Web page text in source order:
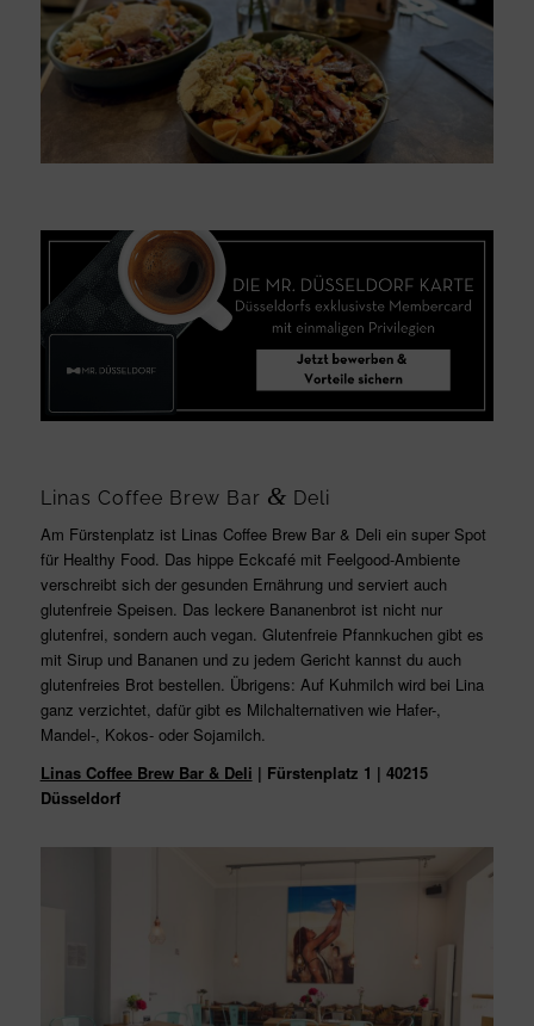
Linas Coffee Brew Bar & Deli
Am Fürstenplatz ist Linas Coffee Brew Bar & Deli ein super Spot
für Healthy Food. Das hippe Eckcafé mit Feelgood-Ambiente
verschreibt sich der gesunden Ernährung und serviert auch
glutenfreie Speisen. Das leckere Bananenbrot ist nicht nur
glutenfrei, sondern auch vegan. Glutenfreie Pfannkuchen gibt es
mit Sirup und Bananen und zu jedem Gericht kannst du auch
glutenfreies Brot bestellen. Übrigens: Auf Kuhmilch wird bei Lina
ganz verzichtet, dafür gibt es Milchalternativen wie Hafer-,
Mandel-, Kokos- oder Sojamilch.
Linas Coffee Brew Bar & Deli | Fürstenplatz 1 | 40215
Düsseldorf